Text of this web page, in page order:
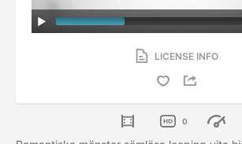
LICENSE INFO
0